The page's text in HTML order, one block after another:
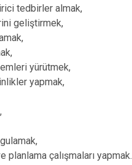
tedbirler almak,
geliştirmek,
yürütmek,
yapmak,
çalışmaları yapmak.